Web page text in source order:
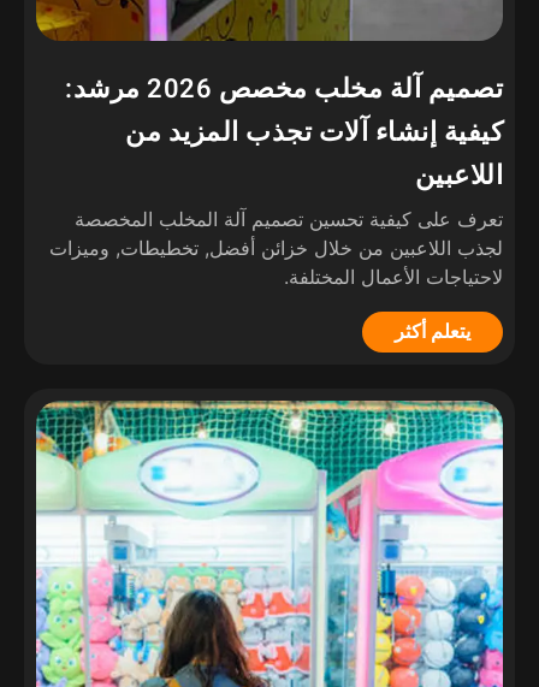
تصميم آلة مخلب مخصص 2026 مرشد:
كيفية إنشاء آلات تجذب المزيد من
اللاعبين
تعرف على كيفية تحسين تصميم آلة المخلب المخصصة
لجذب اللاعبين من خلال خزائن أفضل, تخطيطات, وميزات
لاحتياجات الأعمال المختلفة.
يتعلم أكثر